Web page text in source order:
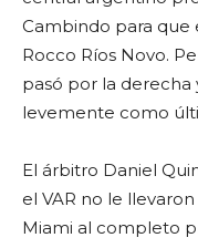
Cambindo para que
Rocco Ríos Novo.
pasó por la derecha
levemente como
El árbitro Daniel
el VAR no le
Miami al completo